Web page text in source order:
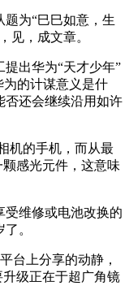
为“巳巳如意，生
见，成文章。
出华为“天才少年”
为的计谋意义是什
否还会继续沿用如许
机的手机，而从最
感光元件，这意味
维修或电池改换的
。
台上分享的动静，
升级正在于超广角镜